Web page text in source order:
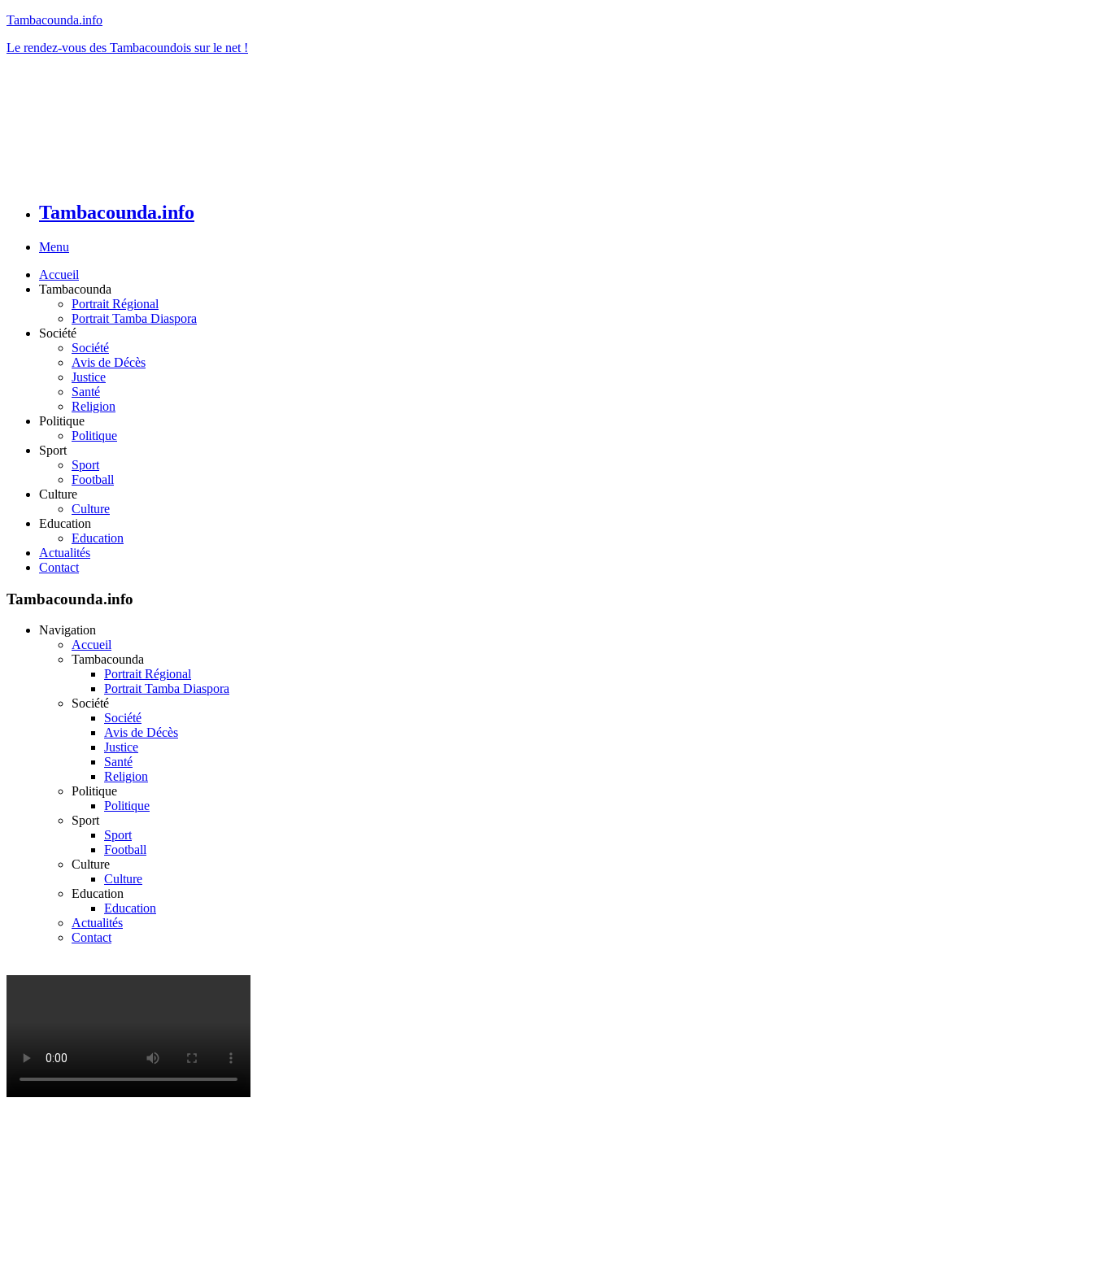
Tambacounda.info
Le rendez-vous des Tambacoundois sur le net !
Tambacounda.info
Menu
Accueil
Tambacounda
Portrait Régional
Portrait Tamba Diaspora
Société
Société
Avis de Décès
Justice
Santé
Religion
Politique
Politique
Sport
Sport
Football
Culture
Culture
Education
Education
Actualités
Contact
Tambacounda.info
Navigation
Accueil
Tambacounda
Portrait Régional
Portrait Tamba Diaspora
Société
Société
Avis de Décès
Justice
Santé
Religion
Politique
Politique
Sport
Sport
Football
Culture
Culture
Education
Education
Actualités
Contact